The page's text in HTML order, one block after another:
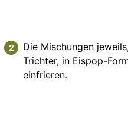
Die Mischungen
Trichter, in Eispop-
einfrieren.